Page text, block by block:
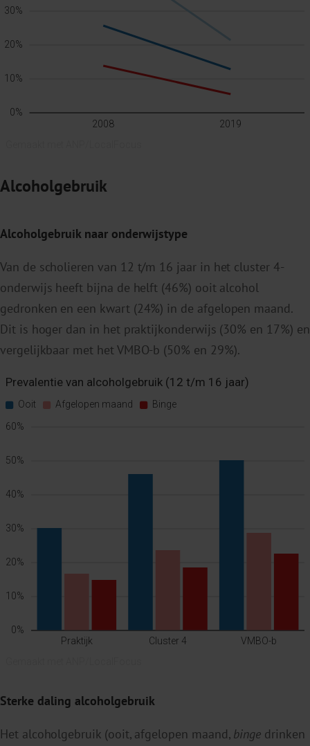
Alcoholgebruik
Alcoholgebruik naar onderwijstype
Van de scholieren van 12 t/m 16 jaar in het cluster 4-
onderwijs heeft bijna de helft (46%) ooit alcohol
gedronken en een kwart (24%) in de afgelopen maand.
Dit is hoger dan in het praktijkonderwijs (30% en 17%) en
vergelijkbaar met het VMBO-b (50% en 29%).
Sterke daling alcoholgebruik
Het alcoholgebruik (ooit, afgelopen maand, binge drinken